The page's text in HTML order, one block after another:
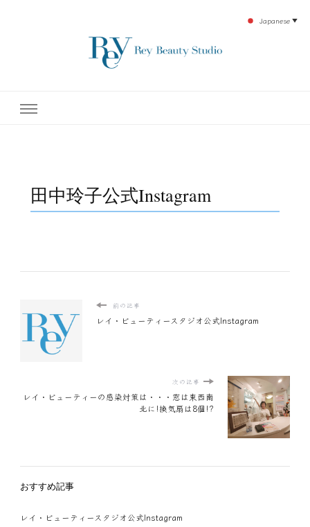
テ開設45年の実績を誇る本格エステだからこそ、お客様が必ず満足してもらえるこ
田中玲子公式Instagram
前の記事
レイ・ビューティースタジオ公式Instagram
次の記事
レイ・ビューティーの感染対策は・・・窓は東西南
北に!換気扇は8個!?
おすすめ記事
レイ・ビューティースタジオ公式Instagram
Japanese ▼